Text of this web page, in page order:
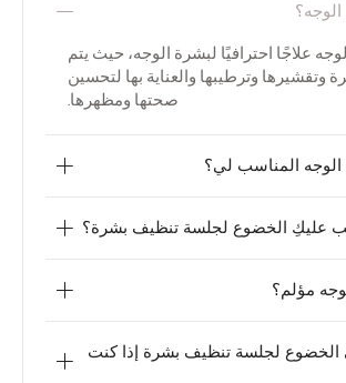
علاجًا احترافيًا لبشرة الوجه، حيث يتم
وتقشيرها وترطيبها والعناية بها لتحسين
صحتها ومظهرها.
الوجه المناسب لي؟
عليكِ الخضوع لجلسة تنظيف بشرة؟
مؤلم؟
الخضوع لجلسة تنظيف بشرة إذا كنت